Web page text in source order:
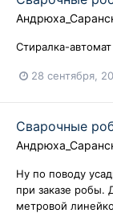
Стиралка-
28 сентября,
Сварочные
Ну по поводу
при заказе робы.
метровой